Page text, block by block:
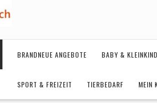
BRANDNEUE ANGEBOTE BABY & KLEINKIND
SPORT & FREIZEIT TIERBEDARF MEIN